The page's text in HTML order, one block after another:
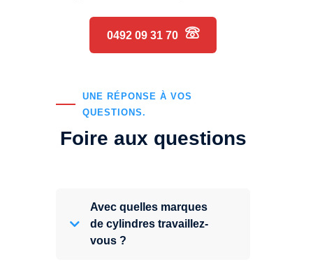
0492 09 31 70
UNE RÉPONSE À VOS
QUESTIONS.
Foire aux questions
Avec quelles marques
de cylindres travaillez-
vous ?